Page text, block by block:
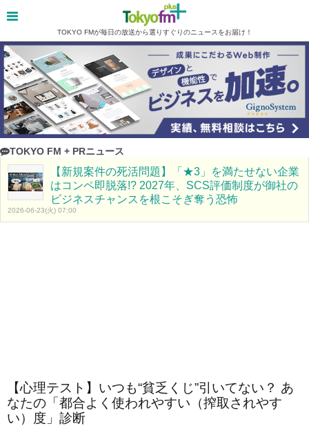
TOKYO FMが毎日の放送から選りすぐりのニュースをお届け！
TOKYO FM + PRニュース
【新規案件の死活問題】「★3」を満たせない企業
はコンペ即脱落!? 2027年、SCS評価制度が御社の
ビジネスチャンスを根こそぎ奪う恐怖
2026-06-23(火) 07:00
【心理テスト】いつも“貧乏くじ”引いてない？ あ
なたの「都合よく使われやすい（搾取されやす
い）度」診断